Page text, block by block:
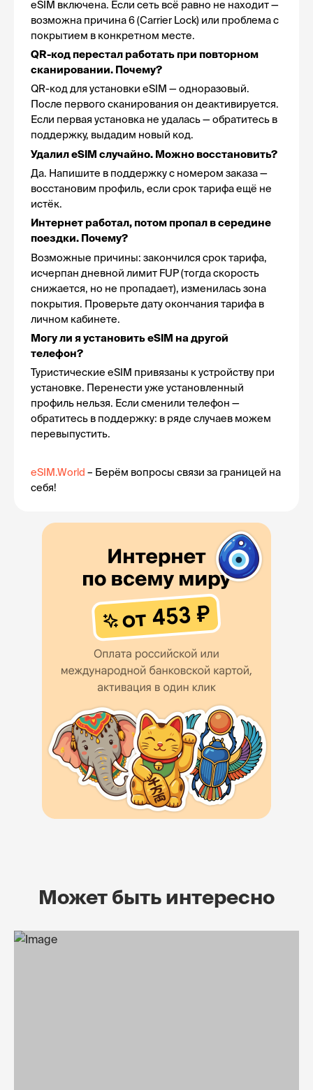
eSIM включена. Если сеть всё равно не находит —
возможна причина 6 (Carrier Lock) или проблема с
покрытием в конкретном месте.
QR-код перестал работать при повторном
сканировании. Почему?
QR-код для установки eSIM — одноразовый.
После первого сканирования он деактивируется.
Если первая установка не удалась — обратитесь в
поддержку, выдадим новый код.
Удалил eSIM случайно. Можно восстановить?
Да. Напишите в поддержку с номером заказа —
восстановим профиль, если срок тарифа ещё не
истёк.
Интернет работал, потом пропал в середине
поездки. Почему?
Возможные причины: закончился срок тарифа,
исчерпан дневной лимит FUP (тогда скорость
снижается, но не пропадает), изменилась зона
покрытия. Проверьте дату окончания тарифа в
личном кабинете.
Могу ли я установить eSIM на другой
телефон?
Туристические eSIM привязаны к устройству при
установке. Перенести уже установленный
профиль нельзя. Если сменили телефон —
обратитесь в поддержку: в ряде случаев можем
перевыпустить.
eSIM.World – Берём вопросы связи за границей на
себя!
Может быть интересно